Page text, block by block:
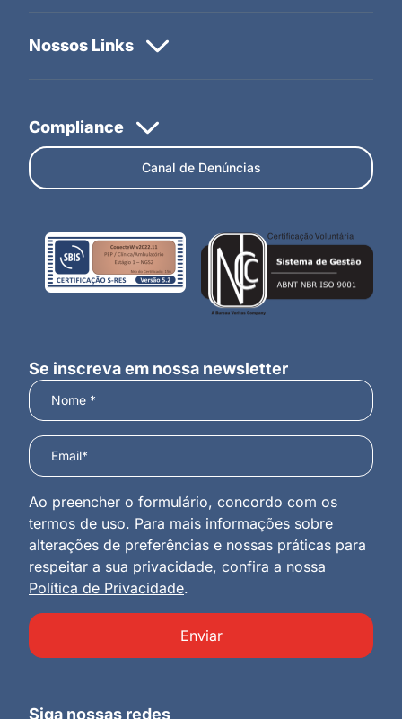
Canal de Denúncias
Se inscreva em nossa newsletter
Ao preencher o formulário, concordo com os
termos de uso. Para mais informações sobre
alterações de preferências e nossas práticas para
respeitar a sua privacidade, confira a nossa
Política de Privacidade.
Enviar
Siga nossas redes